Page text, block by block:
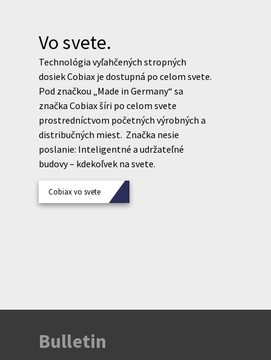
Vo svete.
Technológia vyľahčených stropných
dosiek Cobiax je dostupná po celom svete.
Pod značkou „Made in Germany“ sa
značka Cobiax šíri po celom svete
prostredníctvom početných výrobných a
distribučných miest. Značka nesie
poslanie: Inteligentné a udržateľné
budovy – kdekoľvek na svete.
Cobiax vo svete
Bulletin